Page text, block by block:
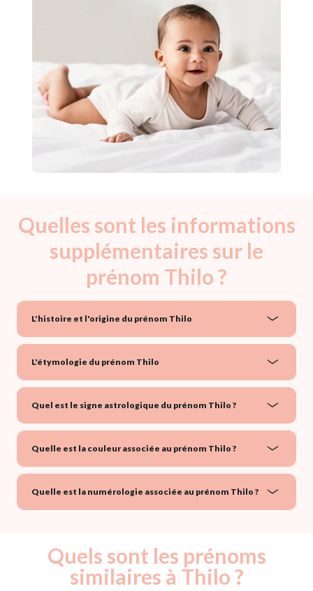
Quelles sont les informations
supplémentaires sur le
prénom Thilo ?
L'histoire et l'origine du prénom Thilo
L'étymologie du prénom Thilo
Quel est le signe astrologique du prénom Thilo ?
Quelle est la couleur associée au prénom Thilo ?
Quelle est la numérologie associée au prénom Thilo ?
Quels sont les prénoms
similaires à Thilo ?